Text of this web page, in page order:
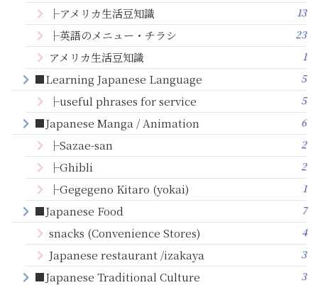
├アメリカ生活豆知識 13
├英語のメニュー・チラシ 23
アメリカ生活豆知識 1
■Learning Japanese Language 5
├useful phrases for service 5
■Japanese Manga / Animation 6
├Sazae-san 2
├Ghibli 2
├Gegegeno Kitaro (yokai) 1
■Japanese Food 7
snacks (Convenience Stores) 4
Japanese restaurant /izakaya 3
■Japanese Traditional Culture 3